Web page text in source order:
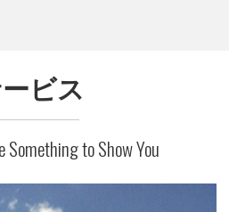
ビス
Something to Show You